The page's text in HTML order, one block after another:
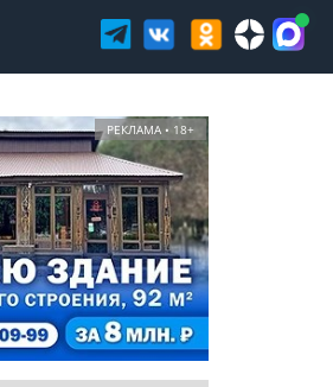
РЕКЛАМА • 18+